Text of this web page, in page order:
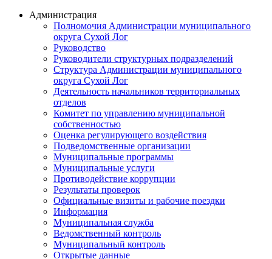
Администрация
Полномочия Администрации муниципального
округа Сухой Лог
Руководство
Руководители структурных подразделений
Структура Администрации муниципального
округа Сухой Лог
Деятельность начальников территориальных
отделов
Комитет по управлению муниципальной
собственностью
Оценка регулирующего воздействия
Подведомственные организации
Муниципальные программы
Муниципальные услуги
Противодействие коррупции
Результаты проверок
Официальные визиты и рабочие поездки
Информация
Муниципальная служба
Ведомственный контроль
Муниципальный контроль
Открытые данные